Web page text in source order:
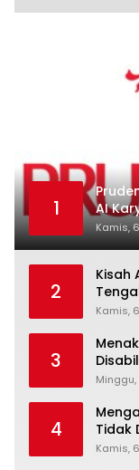
1
AI
Kamis,
2
Kisah
Kamis,
3
Setara
Minggu,
4
Tidak
Kamis,